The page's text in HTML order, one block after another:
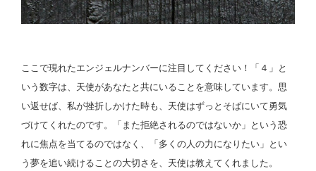
ここで現れたエンジェルナンバーに注目してください！「４」と
いう数字は、天使があなたと共にいることを意味しています。思
い返せば、私が挫折しかけた時も、天使はずっとそばにいて勇気
づけてくれたのです。「また拒絶されるのではないか」という恐
れに焦点を当てるのではなく、「多くの人の力になりたい」とい
う夢を追い続けることの大切さを、天使は教えてくれました。